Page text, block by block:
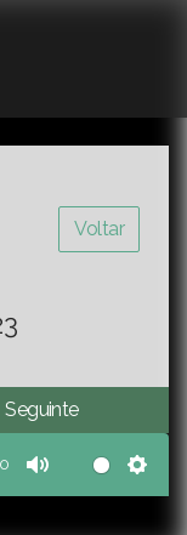
Voltar
Seguinte
Mute